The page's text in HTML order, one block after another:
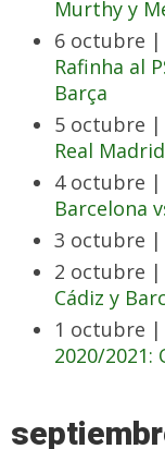
Murthy y
6 octubre |
Rafinha al
Barça
5 octubre |
Real
4 octubre |
Barcelona
3 octubre |
2 octubre |
Cádiz y
1 octubre |
2020/2021: